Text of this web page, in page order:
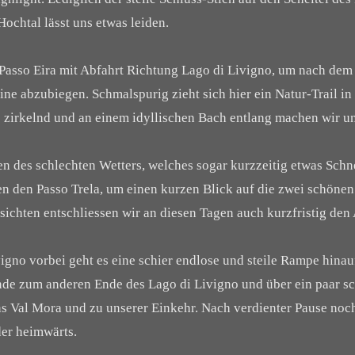
lässt uns etwas leiden.
Eira mit Abfahrt Richtung Lago di Livigno, um nach
abzubiegen. Schmalspurig zieht sich hier ein Natur-Trail in
und an einem idyllischen Bach entlang machen wir
des schlechten Wetters, welches sogar kurzzeitig etwas
den Passo Trela, um einen kurzen Blick auf die zwei
entschliessen wir an diesen Tagen auch kurzfristig
vorbei geht es eine schier endlose und steile Rampe
zum anderen Ende des Lago di Livigno und über ein paar
Mora und zu unserer Einkehr. Nach verdienter Pause
heimwärts.